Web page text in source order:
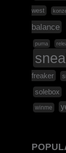
west
balance
puma
freaker
solebox
winme